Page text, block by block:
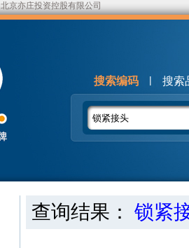
北京亦庄投资控股有限公司
搜索编码 | 搜索
查询结果： 锁紧